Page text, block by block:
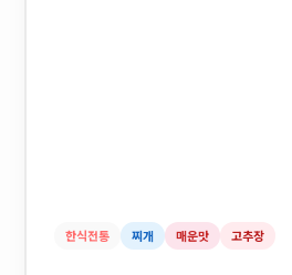
한식전통 찌개 매운맛 고추장